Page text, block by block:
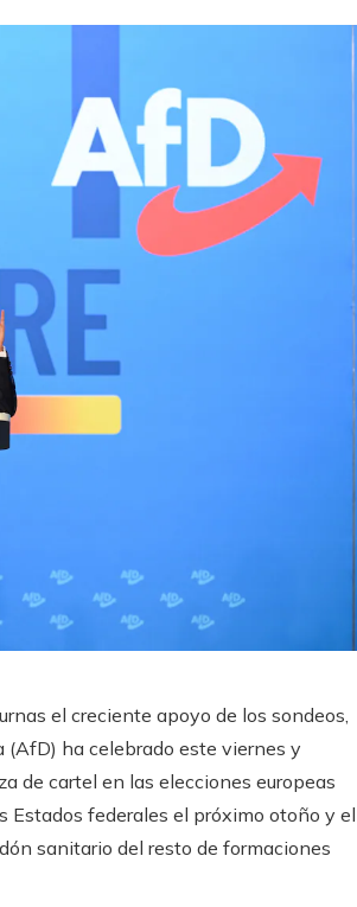
el creciente apoyo de los sondeos,
ha celebrado este viernes y
de cartel en las elecciones europeas
Estados federales el próximo otoño y el
sanitario del resto de formaciones